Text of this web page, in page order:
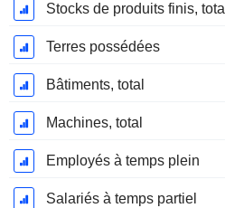
Stocks de produits finis, total
Terres possédées
Bâtiments, total
Machines, total
Employés à temps plein
Salariés à temps partiel